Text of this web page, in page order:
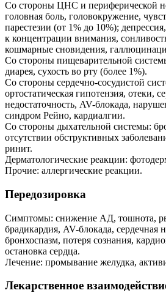
Со стороны ЦНС и периферической
головная боль, головокружение,
парестезии (от 1% до 10%);
к концентрации внимания,
кошмарные сновидения,
Со стороны пищеварительной
диарея, сухость во рту (более 1%).
Со стороны сердечно-сосудистой
ортостатическая гипотензия, отеки,
недостаточность, AV-блокада,
синдром Рейно, кардиалгии.
Со стороны дыхательной системы:
отсутствии обструктивных
ринит.
Дерматологические реакции:
Прочие: аллергические реакции.
Передозировка
Симптомы: снижение АД, тошнота,
брадикардия, AV-блокада, сердечная
бронхоспазм, потеря сознания,
остановка сердца.
Лечение: промывание желудка,
Лекарственное